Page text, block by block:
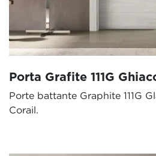
Porta Grafite 111G
Porte battante Graphite 111G
Corail.